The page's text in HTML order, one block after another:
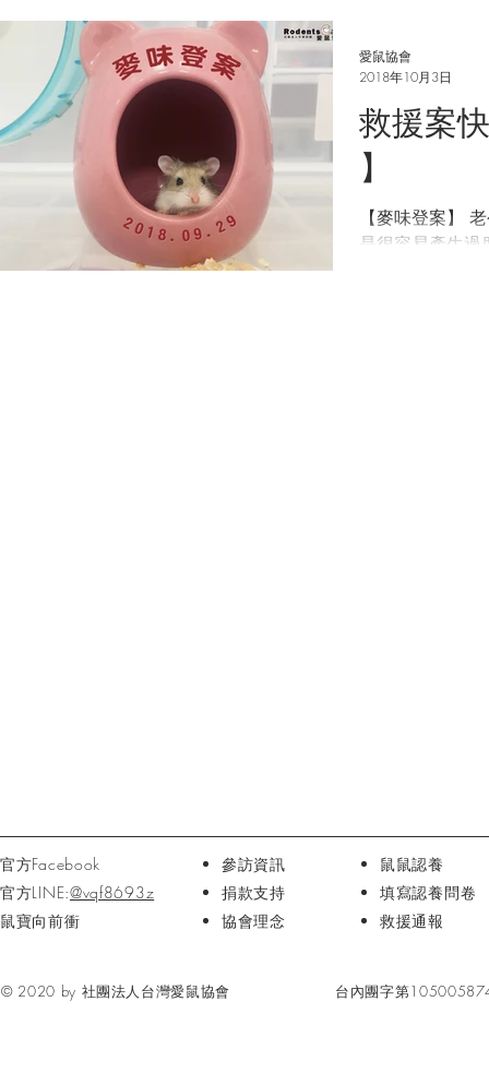
心，不...
救援案
】
【麥味登案】
是很容易產生
愛鼠協會
2018年10月3日
官方Facebook
官方LINE:@vqf8693z
鼠寶向前衝
參訪資訊
捐款支持
協會理念​
鼠鼠認養
填寫認養問卷
救援通報
© 2020 by 社團法人台灣愛鼠協會 台內團字第